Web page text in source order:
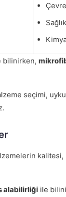
bilinirken,
seçimi,
alabilirliği ile